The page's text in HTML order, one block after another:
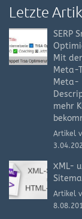
Letzte
SERP
Mit
Meta-
Meta-
mehr
Artikel
XML-
Artikel